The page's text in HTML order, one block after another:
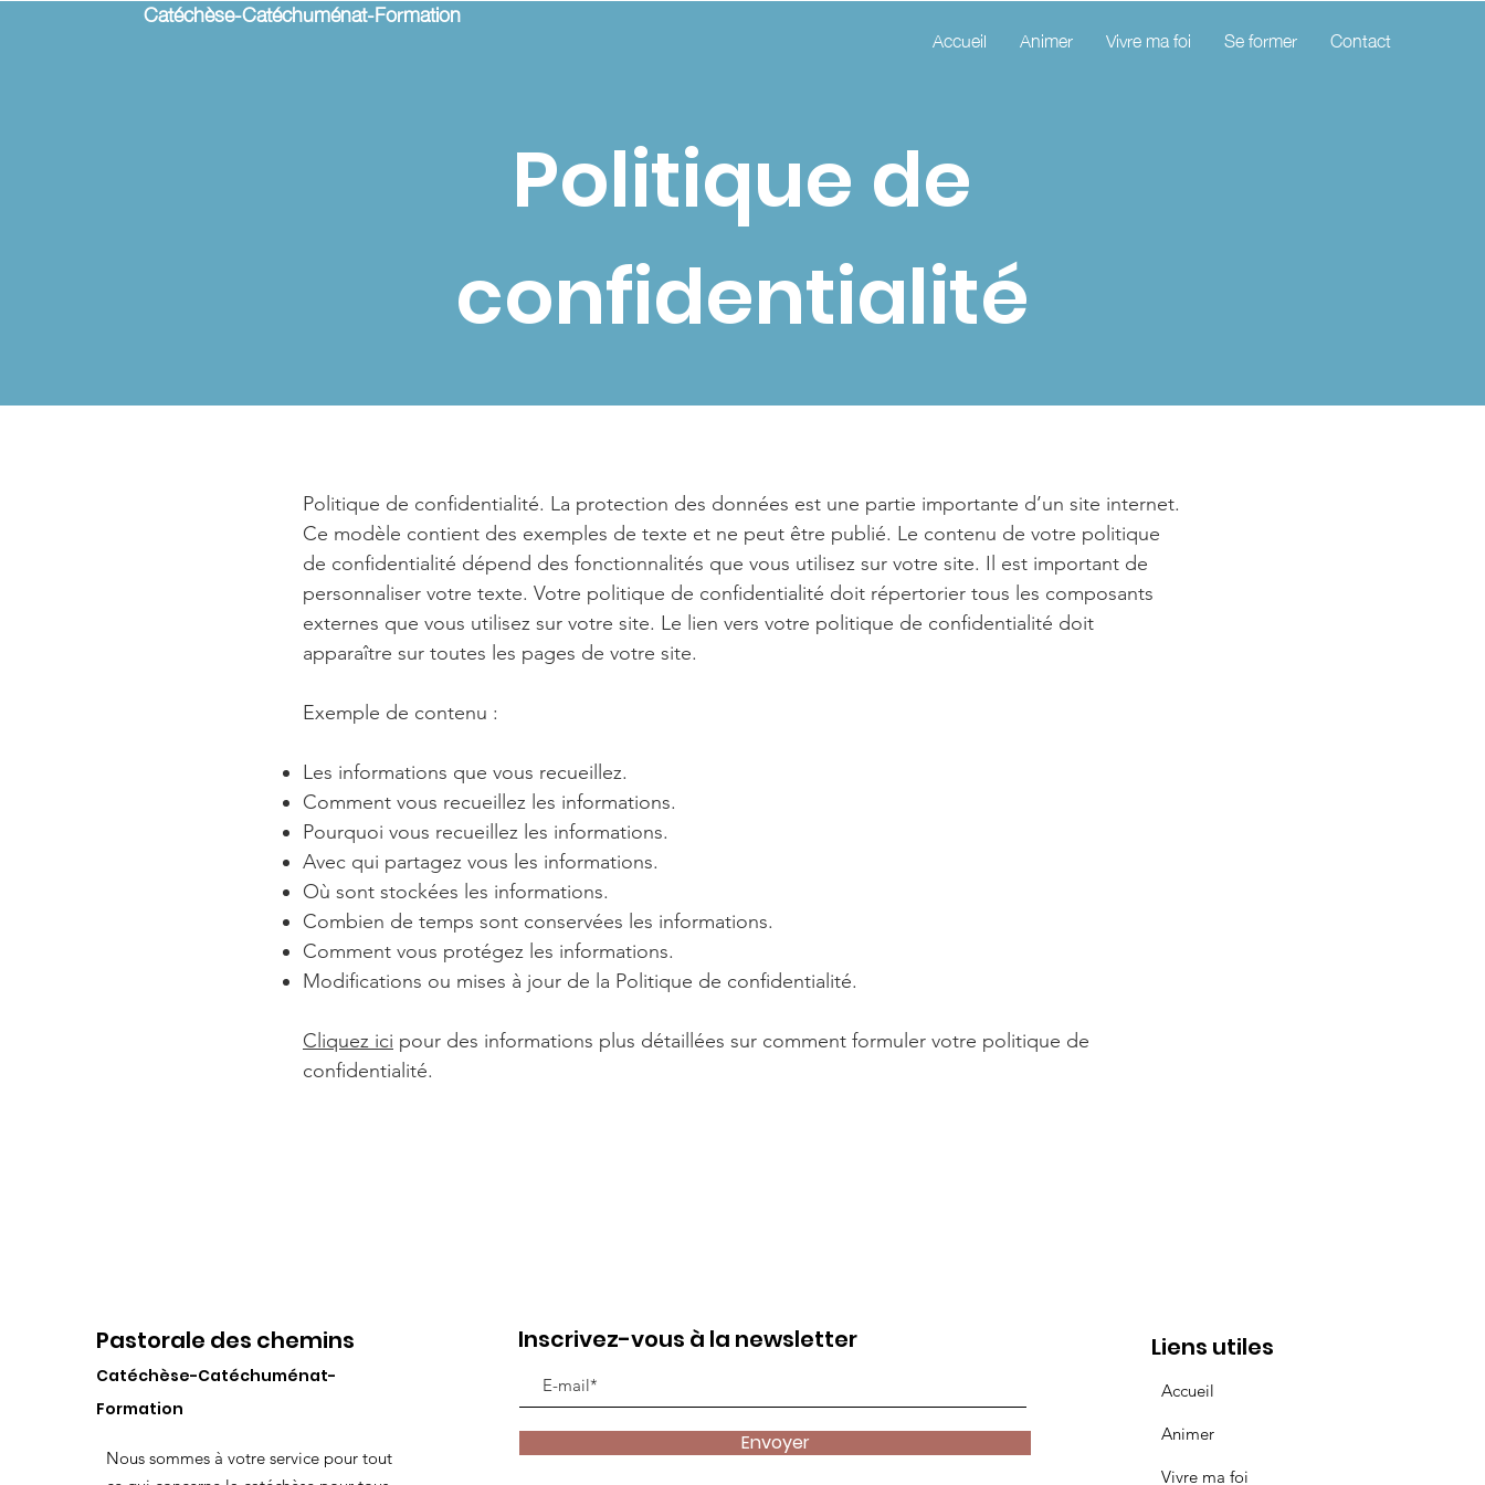
Catéchèse-Catéchuménat-Formation
Accueil Animer Vivre ma foi Se former Contact
Politique de
confidentialité
Politique de confidentialité. La protection des données est une partie importante d’un site internet.
Ce modèle contient des exemples de texte et ne peut être publié. Le contenu de votre politique
de confidentialité dépend des fonctionnalités que vous utilisez sur votre site. Il est important de
personnaliser votre texte. Votre politique de confidentialité doit répertorier tous les composants
externes que vous utilisez sur votre site. Le lien vers votre politique de confidentialité doit
apparaître sur toutes les pages de votre site.
Exemple de contenu :
Les informations que vous recueillez.
Comment vous recueillez les informations.
Pourquoi vous recueillez les informations.
Avec qui partagez vous les informations.
Où sont stockées les informations.
Combien de temps sont conservées les informations.
Comment vous protégez les informations.
Modifications ou mises à jour de la Politique de confidentialité.
Cliquez ici pour des informations plus détaillées sur comment formuler votre politique de
confidentialité.
Pastorale des chemins
Catéchèse-Catéchuménat-
Formation
Nous sommes à votre service pour tout
Liens utiles
Accueil
Animer
Vivre ma foi
Inscrivez-vous à la newsletter
Envoyer